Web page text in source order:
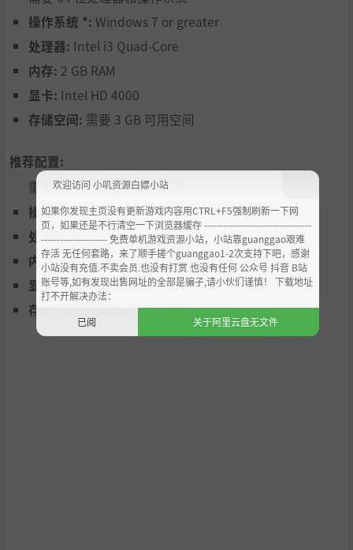
操作系统 *: Windows 7 or greater
处理器: Intel i3 Quad-Core
内存: 2 GB RAM
显卡: Intel HD 4000
存储空间: 需要 3 GB 可用空间
推荐配置:
需要 64 位处理器和操作系统
操作系统:Windows 10
处理器:Intel i5 Quad-Core
内存:2 GB RAM
显卡:Intel HD 7950
存储空间:
需要 3 GB 可用空间
欢迎访问 小叽资源白嫖小站
如果你发现主页没有更新游戏内容用CTRL+F5强制刷新一下网
页，如果还是不行清空一下浏览器缓存 ----------------------------------
--------------------- 免费单机游戏资源小站，小站靠guanggao艰难
存活 无任何套路，来了顺手搓个guanggao1-2次支持下吧，感谢
小站没有充值.不卖会员.也没有打赏 也没有任何 公众号 抖音 B站
账号等,如有发现出售网址的全部是骗子,请小伙们谨慎！ 下载地址
打不开解决办法：
已阅
关于阿里云盘无文件